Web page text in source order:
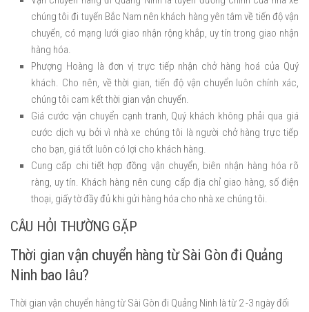
chúng tôi đi tuyến Bắc Nam nên khách hàng yên tâm về tiến độ vận
chuyển, có mạng lưới giao nhận rộng khắp, uy tín trong giao nhận
hàng hóa.
Phượng Hoàng là đơn vị trực tiếp nhận chở hàng hoá của Quý
khách. Cho nên, về thời gian, tiến độ vận chuyển luôn chính xác,
chúng tôi cam kết thời gian vận chuyển.
Giá cước vận chuyển cạnh tranh, Quý khách không phải qua giá
cước dịch vụ bởi vì nhà xe chúng tôi là người chở hàng trực tiếp
cho bạn, giá tốt luôn có lợi cho khách hàng.
Cung cấp chi tiết hợp đồng vận chuyển, biên nhận hàng hóa rõ
ràng, uy tín. Khách hàng nên cung cấp địa chỉ giao hàng, số điện
thoại, giấy tờ đầy đủ khi gửi hàng hóa cho nhà xe chúng tôi.
CÂU HỎI THƯỜNG GẶP
Thời gian vận chuyển hàng từ Sài Gòn đi Quảng
Ninh bao lâu?
Thời gian vận chuyển hàng từ Sài Gòn đi Quảng Ninh là từ 2 -3 ngày đối